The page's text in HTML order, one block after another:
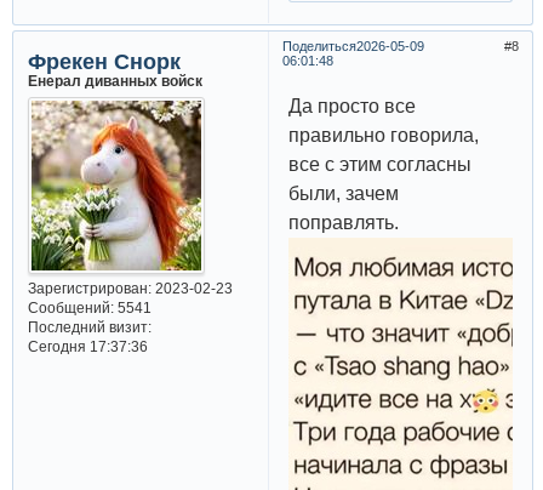
Поделиться 8
2026-05-09
06:01:48
Фрекен Снорк
Енерал диванных войск
Зарегистрирован: 2023-02-23
Сообщений:5541
Последний визит:
Сегодня 17:37:36
Да просто все
правильно говорила,
все с этим согласны
были, зачем
поправлять.